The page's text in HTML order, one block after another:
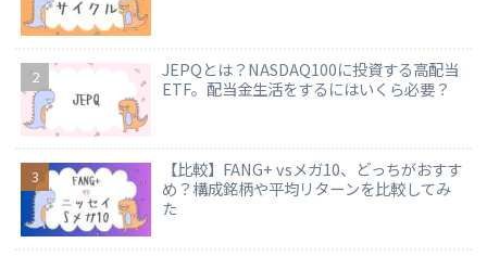
JEPQとは？NASDAQ100に投資する高配当
ETF。配当金生活をするにはいくら必要？
【比較】FANG+ vsメガ10、どっちがおすす
め？構成銘柄や平均リターンを比較してみ
た